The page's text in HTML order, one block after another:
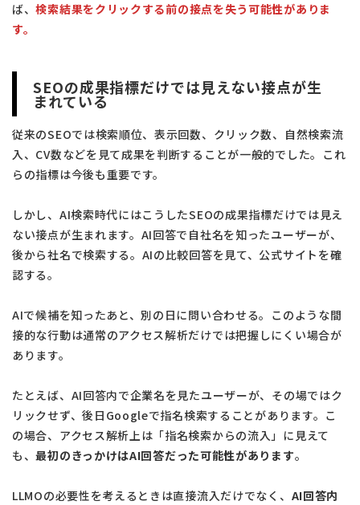
ば、検索結果をクリックする前の接点を失う可能性がありま
す。
SEOの成果指標だけでは見えない接点が生
まれている
従来のSEOでは検索順位、表示回数、クリック数、自然検索流
入、CV数などを見て成果を判断することが一般的でした。これ
らの指標は今後も重要です。
しかし、AI検索時代にはこうしたSEOの成果指標だけでは見え
ない接点が生まれます。AI回答で自社名を知ったユーザーが、
後から社名で検索する。AIの比較回答を見て、公式サイトを確
認する。
AIで候補を知ったあと、別の日に問い合わせる。このような間
接的な行動は通常のアクセス解析だけでは把握しにくい場合が
あります。
たとえば、AI回答内で企業名を見たユーザーが、その場ではク
リックせず、後日Googleで指名検索することがあります。こ
の場合、アクセス解析上は「指名検索からの流入」に見えて
も、最初のきっかけはAI回答だった可能性があります。
LLMOの必要性を考えるときは直接流入だけでなく、 AI回答内